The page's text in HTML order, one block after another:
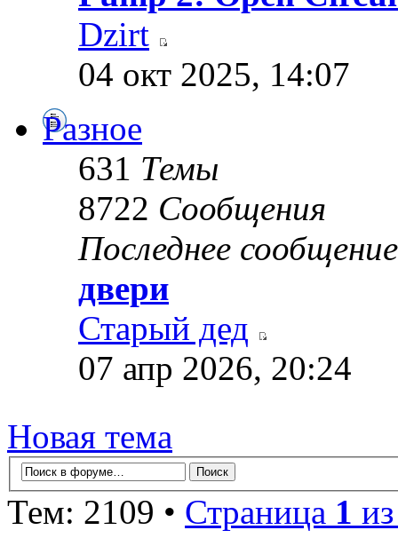
Dzirt
04 окт 2025, 14:07
Разное
631 Темы
8722 Сообщения
Последнее сообщение
двери
Старый дед
07 апр 2026, 20:24
Новая тема
Тем: 2109 • Страница 1